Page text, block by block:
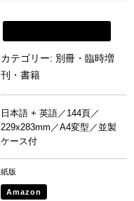
カテゴリー: 別冊・臨時増
刊・書籍
日本語 + 英語／144頁／
229x283mm／A4変型／並製
ケース付
紙版
Amazon